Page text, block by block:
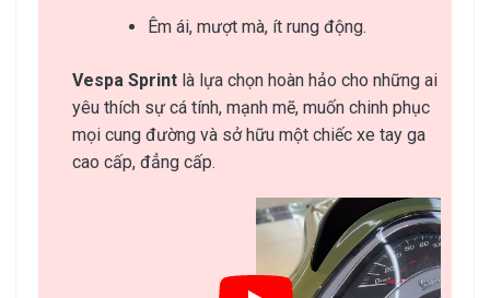
Êm ái, mượt mà, ít rung động.
Vespa Sprintlà lựa chọn hoàn hảo cho những ai
yêu thích sự cá tính, mạnh mẽ, muốn chinh phục
mọi cung đường và sở hữu một chiếc xe tay ga
cao cấp, đẳng cấp.